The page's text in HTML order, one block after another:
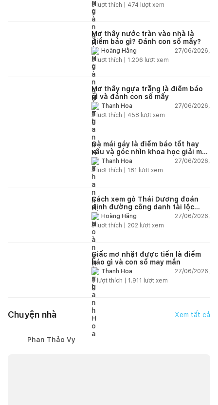
3lượt thích | 474 lượt xem
Mơ thấy nước tràn vào nhà là
điềm báo gì? Đánh con số mấy?
Hoàng Hằng
27/06/2026,
3lượt thích | 1.206 lượt xem
Mơ thấy ngựa trắng là điềm báo
gì và đánh con số mấy
Thanh Hoa
27/06/2026,
3lượt thích | 458 lượt xem
Gà mái gáy là điềm báo tốt hay
xấu và góc nhìn khoa học giải mã
chi tiết
Thanh Hoa
27/06/2026,
3lượt thích | 181 lượt xem
Cách xem gò Thái Dương đoán
định đường công danh tài lộc
theo nhân tướng học
Hoàng Hằng
27/06/2026,
3lượt thích | 202 lượt xem
Giấc mơ nhặt được tiền là điềm
báo gì và con số may mắn
Thanh Hoa
27/06/2026,
6 lượt thích | 1.911 lượt xem
Chuyện nhà Xem tất cả
Phan Thảo Vy